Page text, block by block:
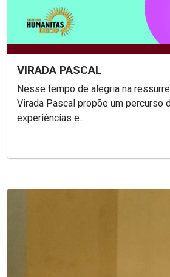
VIRADA PASCAL
Nesse tempo de alegria na
Virada Pascal propõe um percurso
experiências e...